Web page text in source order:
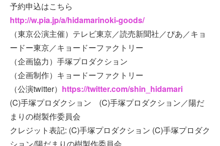
予約申込はこちら
http://w.pia.jp/a/hidamarinoki-goods/
（東京公演主催）テレビ東京／読売新聞社／ぴあ／キョ
ードー東京／キョードーファクトリー
（企画協力）手塚プロダクション
（企画制作）キョードーファクトリー
（公演twitter） https://twitter.com/shin_hidamari
(C)手塚プロダクション (C)手塚プロダクション／陽だ
まりの樹製作委員会
クレジット表記: (C)手塚プロダクション (C)手塚プロダク